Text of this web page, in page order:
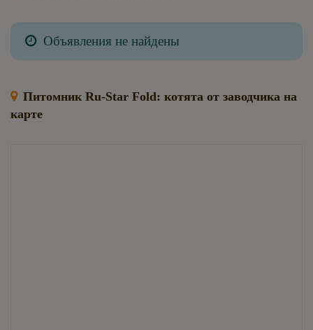
Объявления не найдены
Питомник Ru-Star Fold: котята от заводчика на
карте